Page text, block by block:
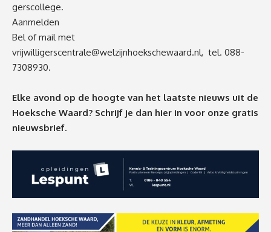
gerscollege.
Aanmelden
Bel of mail met
vrijwilligerscentrale@welzijnhoekschewaard.nl, tel. 088-
7308930.
Elke avond op de hoogte van het laatste nieuws uit de
Hoeksche Waard? Schrijf je dan hier in voor onze gratis
nieuwsbrief.